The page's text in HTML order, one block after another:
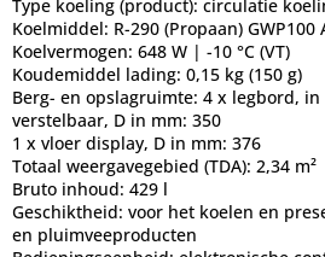
Type koeling (product): circulatie
Koelmiddel: R-290 (Propaan) GWP100
Koelvermogen: 648 W | -10 °C (VT)
Koudemiddel lading: 0,15 kg (150 g)
Berg- en opslagruimte: 4 x legbord,
verstelbaar, D in mm: 350
1 x vloer display, D in mm: 376
Totaal weergavegebied (TDA): 2,34 m²
Bruto inhoud: 429 l
Geschiktheid: voor het koelen en
en pluimveeproducten